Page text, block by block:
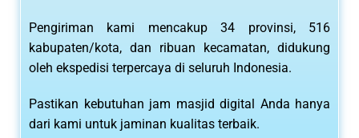
Pengiriman kami mencakup 34 provinsi, 516
kabupaten/kota, dan ribuan kecamatan, didukung
oleh ekspedisi terpercaya di seluruh Indonesia.
Pastikan kebutuhan jam masjid digital Anda hanya
dari kami untuk jaminan kualitas terbaik.